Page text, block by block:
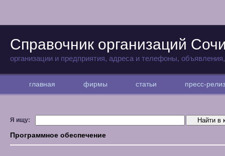
Справочник организаций
организации и предприятия, адреса и телефоны,
главная фирмы статьи пресс-
Я ищу:
Программное обеспечение